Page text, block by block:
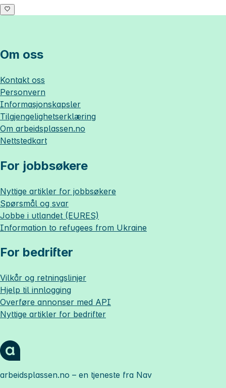
Om oss
Kontakt oss
Personvern
Informasjonskapsler
Tilgjengelighetserklæring
Om arbeidsplassen.no
Nettstedkart
For jobbsøkere
Nyttige artikler for jobbsøkere
Spørsmål og svar
Jobbe i utlandet (EURES)
Information to refugees from Ukraine
For bedrifter
Vilkår og retningslinjer
Hjelp til innlogging
Overføre annonser med API
Nyttige artikler for bedrifter
arbeidsplassen.no – en tjeneste fra Nav